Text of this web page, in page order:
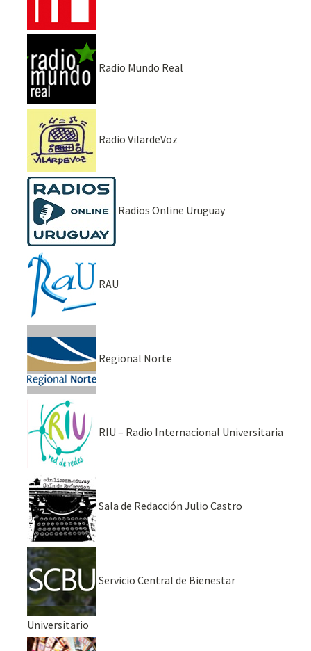
Radio Mundo Real
Radio VilardeVoz
Radios Online Uruguay
RAU
Regional Norte
RIU – Radio Internacional Universitaria
Sala de Redacción Julio Castro
Servicio Central de Bienestar
Universitario